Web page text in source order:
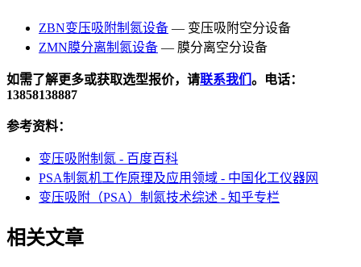
ZBN变压吸附制氮设备 — 变压吸附空分设备
ZMN膜分离制氮设备 — 膜分离空分设备
如需了解更多或获取选型报价，请联系我们 。电话：
13858138887
参考资料：
变压吸附制氮 - 百度百科
PSA制氮机工作原理及应用领域 - 中国化工仪器网
变压吸附（PSA）制氮技术综述 - 知乎专栏
相关文章